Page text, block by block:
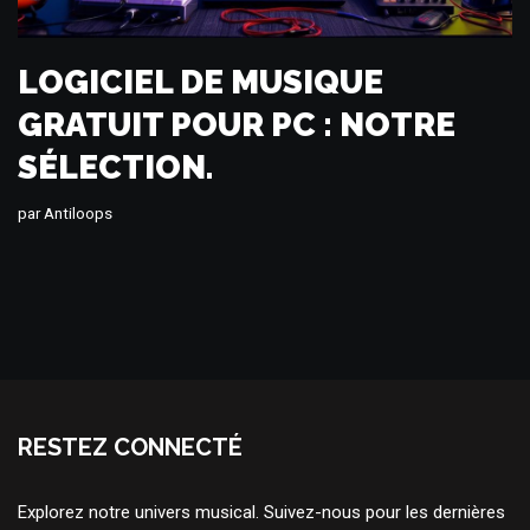
LOGICIEL DE MUSIQUE
GRATUIT POUR PC : NOTRE
SÉLECTION.
parAntiloops
RESTEZ CONNECTÉ
Explorez notre univers musical. Suivez-nous pour les dernières